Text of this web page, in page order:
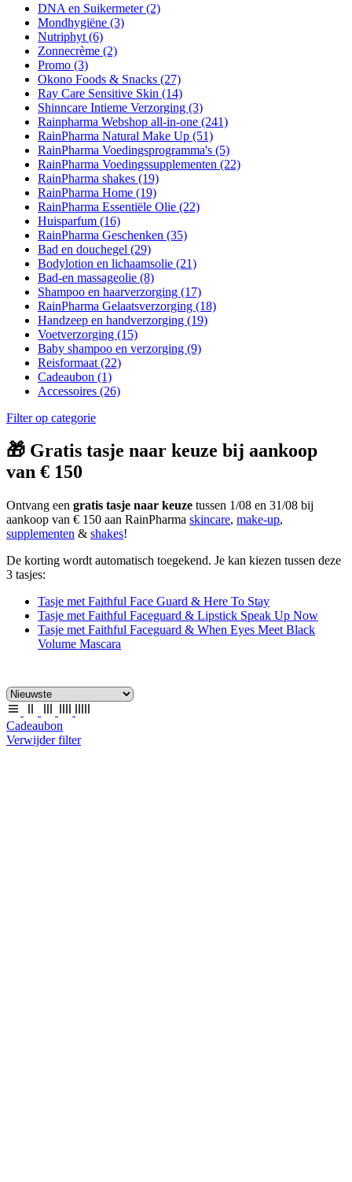
DNA en Suikermeter(2)
Mondhygiëne (3)
Nutriphyt (6)
Zonnecrème (2)
Promo (3)
Okono Foods & Snacks (27)
Ray Care Sensitive Skin (14)
Shinncare Intieme Verzorging (3)
Rainpharma Webshop all-in-one (241)
RainPharma Natural Make Up (51)
RainPharma Voedingsprogramma's (5)
RainPharma Voedingssupplementen (22)
RainPharma shakes (19)
RainPharma Home (19)
RainPharma Essentiële Olie (22)
Huisparfum (16)
RainPharma Geschenken (35)
Bad en douchegel (29)
Bodylotion en lichaamsolie (21)
Bad-en massageolie (8)
Shampoo en haarverzorging (17)
RainPharma Gelaatsverzorging (18)
Handzeep en handverzorging (19)
Voetverzorging (15)
Baby shampoo en verzorging (9)
Reisformaat (22)
Cadeaubon (1)
Accessoires (26)
Filter op categorie
🎁 Gratis tasje naar keuze bij aankoop
van € 150
Ontvang een gratis tasje naar keuze tussen 1/08 en 31/08 bij
aankoop van € 150 aan RainPharma skincare, make-up,
supplementen & shakes!
De korting wordt automatisch toegekend. Je kan kiezen tussen deze
3 tasjes:
Tasje met Faithful Face Guard & Here To Stay
Tasje met Faithful Faceguard & Lipstick Speak Up Now
Tasje met Faithful Faceguard & When Eyes Meet Black
Volume Mascara
Cadeaubon
Verwijder filter